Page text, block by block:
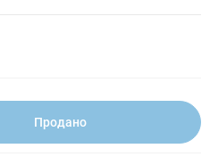
Продано